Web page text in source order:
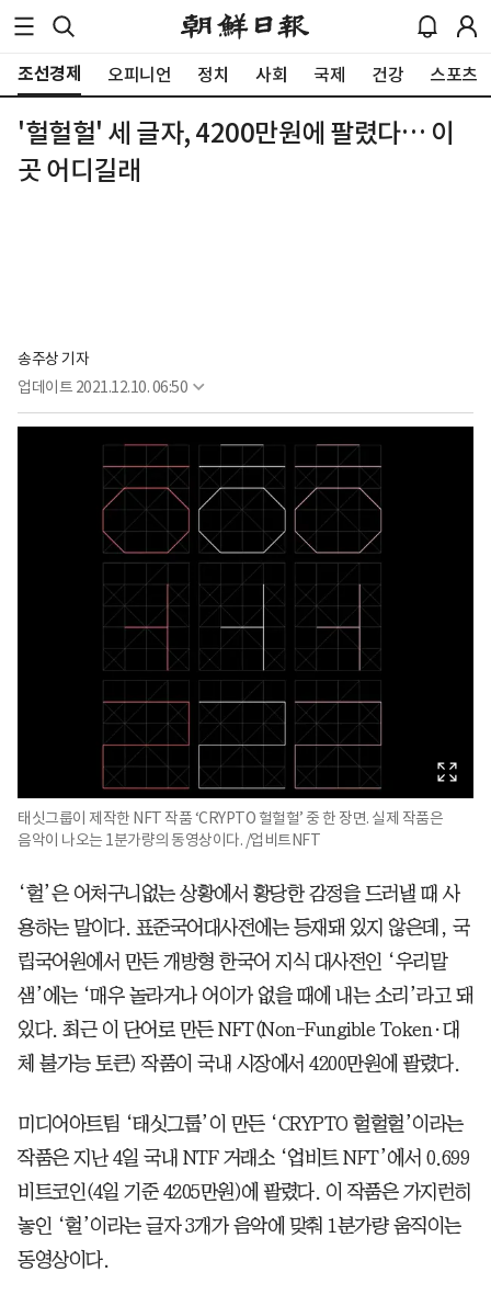
조선경제 오피니언 정치 사회 국제 건강 스포츠
'헐헐헐' 세 글자, 4200만원에 팔렸다… 이
곳 어디길래
송주상 기자
업데이트 2021.12.10. 06:50
태싯그룹이 제작한 NFT 작품 ‘CRYPTO 헐헐헐’ 중 한 장면. 실제 작품은
음악이 나오는 1분가량의 동영상이다. /업비트NFT
‘헐’은 어처구니없는 상황에서 황당한 감정을 드러낼 때 사
용하는 말이다. 표준국어대사전에는 등재돼 있지 않은데, 국
립국어원에서 만든 개방형 한국어 지식 대사전인 ‘우리말
샘’에는 ‘매우 놀라거나 어이가 없을 때에 내는 소리’라고 돼
있다. 최근 이 단어로 만든 NFT(Non-Fungible Token·대
체 불가능 토큰) 작품이 국내 시장에서 4200만원에 팔렸다.
미디어아트팀 ‘태싯그룹’이 만든 ‘CRYPTO 헐헐헐’이라는
작품은 지난 4일 국내 NTF 거래소 ‘업비트 NFT’에서 0.699
비트코인(4일 기준 4205만원)에 팔렸다. 이 작품은 가지런히
놓인 ‘헐’이라는 글자 3개가 음악에 맞춰 1분가량 움직이는
동영상이다.